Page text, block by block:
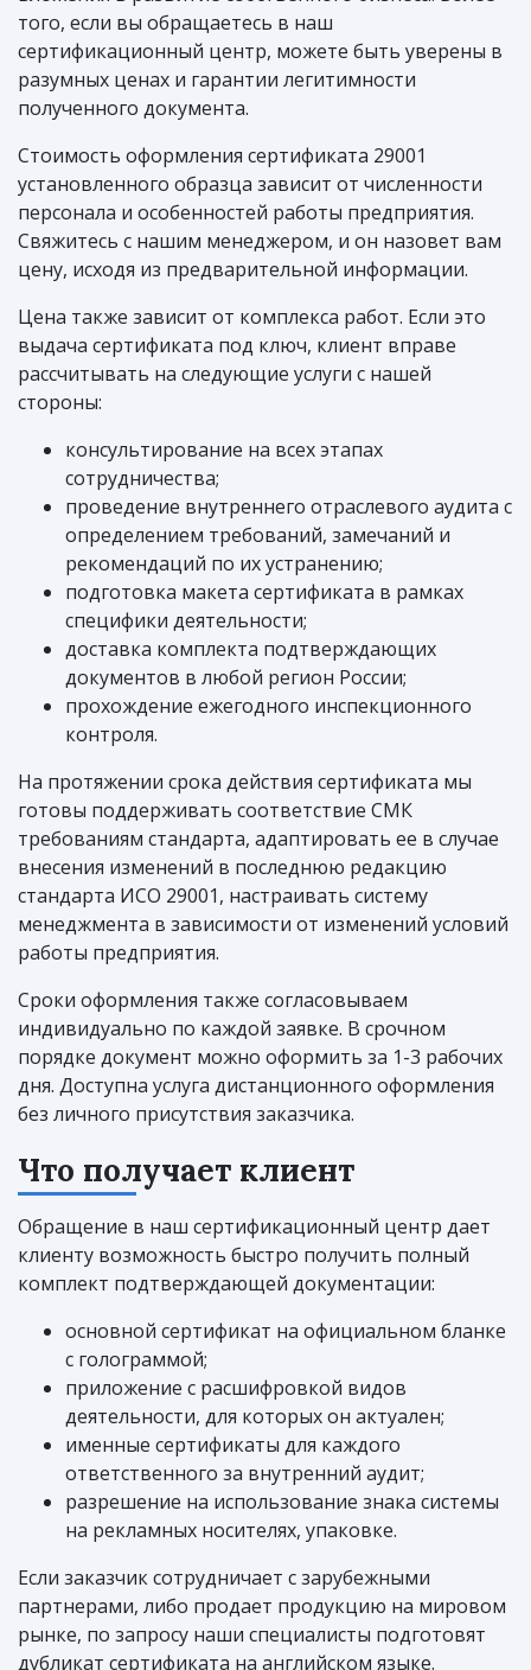
того, если вы обращаетесь в наш
сертификационный центр, можете быть уверены в
разумных ценах и гарантии легитимности
полученного документа.
Стоимость оформления сертификата 29001
установленного образца зависит от численности
персонала и особенностей работы предприятия.
Свяжитесь с нашим менеджером, и он назовет вам
цену, исходя из предварительной информации.
Цена также зависит от комплекса работ. Если это
выдача сертификата под ключ, клиент вправе
рассчитывать на следующие услуги с нашей
стороны:
консультирование на всех этапах
сотрудничества;
проведение внутреннего отраслевого аудита с
определением требований, замечаний и
рекомендаций по их устранению;
подготовка макета сертификата в рамках
специфики деятельности;
доставка комплекта подтверждающих
документов в любой регион России;
прохождение ежегодного инспекционного
контроля.
На протяжении срока действия сертификата мы
готовы поддерживать соответствие СМК
требованиям стандарта, адаптировать ее в случае
внесения изменений в последнюю редакцию
стандарта ИСО 29001, настраивать систему
менеджмента в зависимости от изменений условий
работы предприятия.
Сроки оформления также согласовываем
индивидуально по каждой заявке. В срочном
порядке документ можно оформить за 1-3 рабочих
дня. Доступна услуга дистанционного оформления
без личного присутствия заказчика.
Что получает клиент
Обращение в наш сертификационный центр дает
клиенту возможность быстро получить полный
комплект подтверждающей документации:
основной сертификат на официальном бланке
с голограммой;
приложение с расшифровкой видов
деятельности, для которых он актуален;
именные сертификаты для каждого
ответственного за внутренний аудит;
разрешение на использование знака системы
на рекламных носителях, упаковке.
Если заказчик сотрудничает с зарубежными
партнерами, либо продает продукцию на мировом
рынке, по запросу наши специалисты подготовят
дубликат сертификата на английском языке.